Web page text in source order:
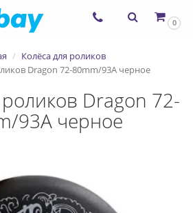
0
Колёса для роликов
Dragon 72-80mm/93A черное
Dragon 72-
93A черное